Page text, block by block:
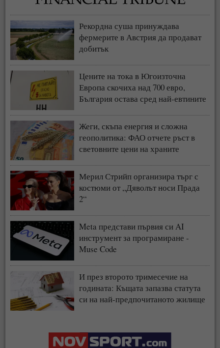
Рекордна суша принуждава
фермерите в Австрия да продават
добитък
Цените на тока в Югоизточна
Европа скочиха над 700 евро,
България остава сред най-евтините
Жеги, скъпа енергия и сложна
геополитика: ФАО отчете ръст в
световните цени на храните
Мерил Стрийп организира търг с
костюми от „Дяволът носи Прада
2“
Meta представи първия си AI
инструмент за програмиране -
Muse Code
И през второто тримесечие на
годината: Къщата запазва статута
си на най-предпочитаното жилище